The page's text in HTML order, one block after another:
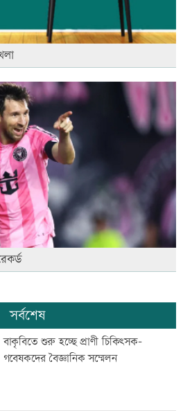
সর্বশেষ
বাকৃবিতে শুরু হচ্ছে প্রাণী চিকিৎসক-
গবেষকদের বৈজ্ঞানিক সম্মেলন